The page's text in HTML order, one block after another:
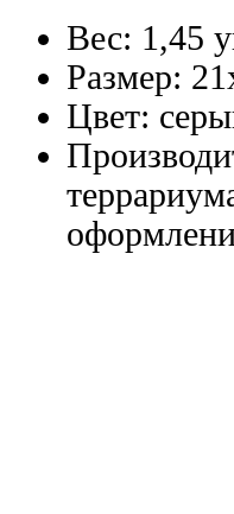
Вес: 1,45
Размер:
Цвет: